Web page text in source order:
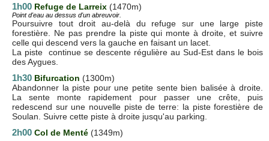
1h00 Refuge de Larreix (1470m)
Point d'eau au dessus d'un abreuvoir.
Poursuivre tout droit au-delà du refuge sur une large piste
forestière. Ne pas prendre la piste qui monte à droite, et suivre
celle qui descend vers la gauche en faisant un lacet.
La piste continue se descente régulière au Sud-Est dans le bois
des Aygues.
1h30 Bifurcation (1300m)
Abandonner la piste pour une petite sente bien balisée à droite.
La sente monte rapidement pour passer une crête, puis
redescend sur une nouvelle piste de terre: la piste forestière de
Soulan. Suivre cette piste à droite jusqu'au parking.
2h00 Col de Menté (1349m)